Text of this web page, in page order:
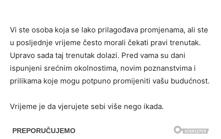
Vi ste osoba koja se lako prilagođava promjenama, ali ste
u posljednje vrijeme često morali čekati pravi trenutak.
Upravo sada taj trenutak dolazi. Pred vama su dani
ispunjeni srećnim okolnostima, novim poznanstvima i
prilikama koje mogu potpuno promijeniti vašu budućnost.
Vrijeme je da vjerujete sebi više nego ikada.